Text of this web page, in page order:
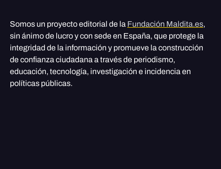
Somos un proyecto editorial de la Fundación Maldita.es,
sin ánimo de lucro y con sede en España, que protege la
integridad de la información y promueve la construcción
de confianza ciudadana a través de periodismo,
educación, tecnología, investigación e incidencia en
políticas públicas.